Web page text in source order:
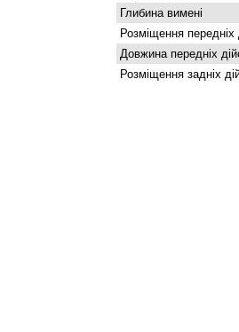
Глибина вимені
Розміщення передніх
Довжина передніх
Розміщення задніх